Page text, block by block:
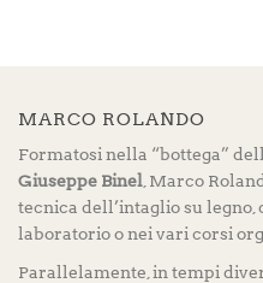
MARCO ROLANDO
Formatosi nella “bottega”
Giuseppe Binel , Marco
tecnica dell’intaglio su legno,
laboratorio o nei vari corsi
Parallelamente, in tempi